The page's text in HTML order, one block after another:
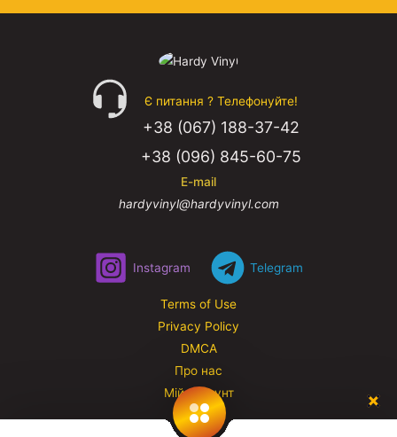
Є питання ? Телефонуйте!
+38 (067) 188-37-42
+38 (096) 845-60-75
E-mail
hardyvinyl@hardyvinyl.com
Instagram Telegram
Terms of Use
Privacy Policy
DMCA
Про нас
Мій аккаунт